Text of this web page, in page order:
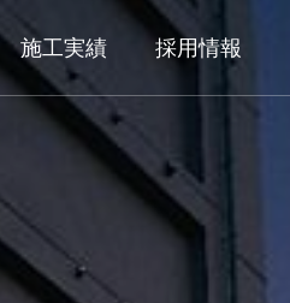
施工実績 採用情報